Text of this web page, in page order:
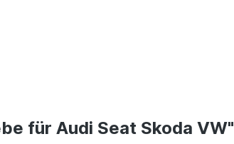
für Audi Seat Skoda VW"